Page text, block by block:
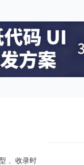
、收录时